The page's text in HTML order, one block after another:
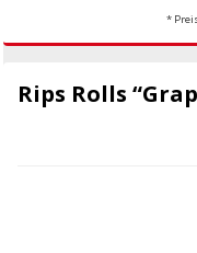
*
Rips Rolls